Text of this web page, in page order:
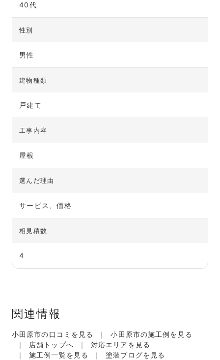
40代
性別
男性
建物種類
戸建て
工事内容
屋根
選んだ理由
サービス、価格
相見積数
4
関連情報
小田原市の口コミを見る
小田原市の施工例を見る
店舗トップへ
対応エリアを見る
施工例一覧を見る
塗装ブログを見る